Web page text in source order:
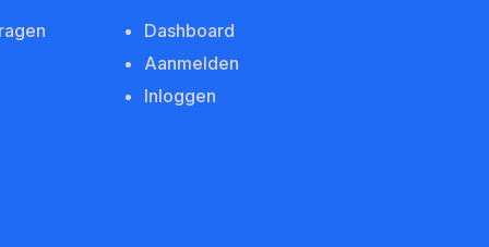
Dashboard
Aanmelden
Inloggen